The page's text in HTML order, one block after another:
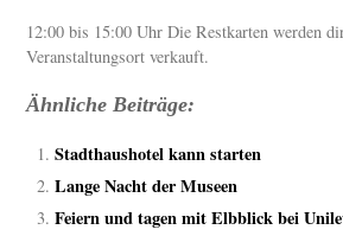
12:00 bis 15:00 Uhr Die Restkarten werden
Veranstaltungsort verkauft.
Ähnliche Beiträge:
Stadthaushotel kann starten
Lange Nacht der Museen
Feiern und tagen mit Elbblick bei